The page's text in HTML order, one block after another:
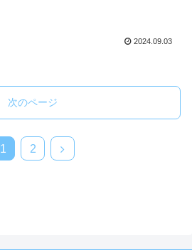
2024.09.03
次のページ
1 2
次